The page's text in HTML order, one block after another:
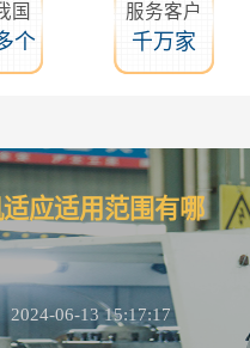
国
个
服务客户
千万家
应适用范围有哪
2024-06-13 15:17:17